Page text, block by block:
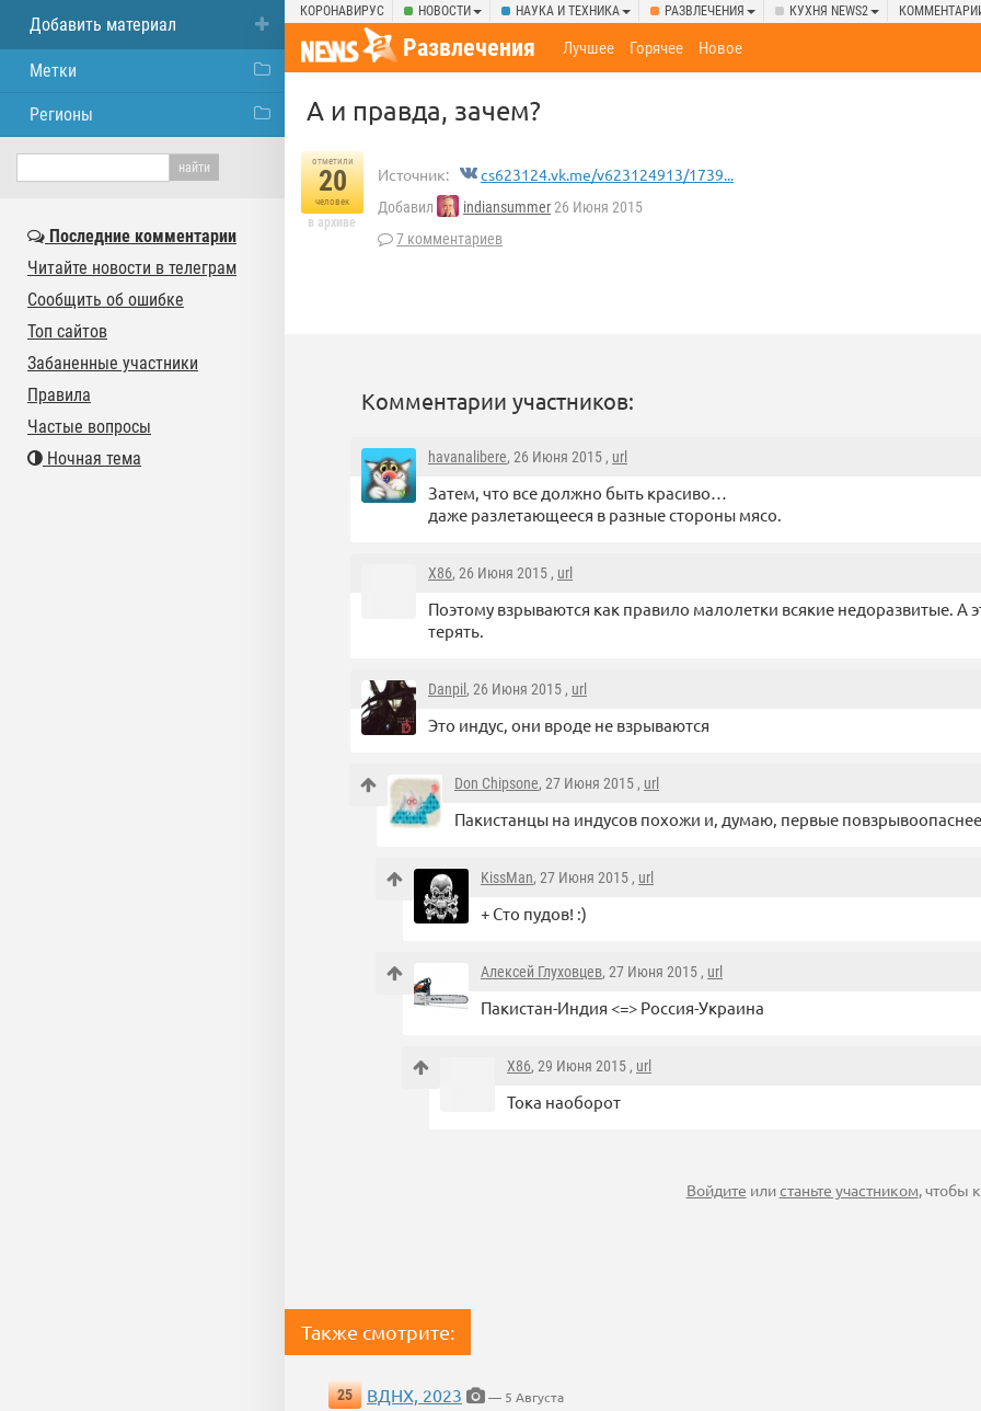
КОРОНАВИРУС НОВОСТИ НАУКА И ТЕХНИКА РАЗВЛЕЧЕНИЯ КУХНЯ NEWS2
Развлечения Лучшее Горячее Новое
А и правда, зачем?
отметили
20
человек
в архиве
Источник: cs623124.vk.me/v623124913/1739...
Добавил indiansummer26 Июня 2015
7 комментариев
Комментарии участников:
havanalibere, 26 Июня 2015 , url
Затем, что все должно быть красиво…
даже разлетающееся в разные стороны мясо.
X86, 26 Июня 2015 , url
Поэтому взрываются как правило малолетки всякие недоразвитые. А
терять.
Danpil , 26 Июня 2015 , url
Это индус, они вроде не взрываются
Don Chipsone, 27 Июня 2015 , url
Пакистанцы на индусов похожи и, думаю, первые
KissMan, 27 Июня 2015 , url
+ Сто пудов! :)
Алексей Глуховцев, 27 Июня 2015 , url
Пакистан-Индия <=> Россия-Украина
X86, 29 Июня 2015 , url
Тока наоборот
Войдите илистаньте участником, чтобы
Также смотрите:
25 ВДНХ, 2023
— 5 Августа
Добавить материал
Метки
Регионы
Последние комментарии
Читайте новости в телеграм
Сообщить об ошибке
Топ сайтов
Забаненные участники
Правила
Частые вопросы
Ночная тема